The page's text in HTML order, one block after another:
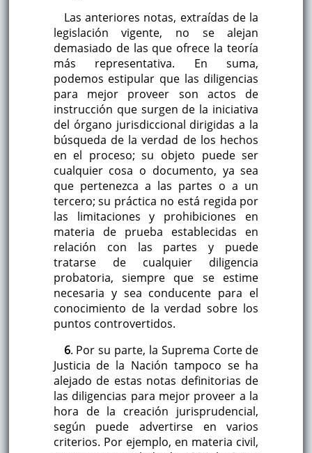
Las anteriores notas, extraídas de la
legislación vigente, no se alejan
demasiado de las que ofrece la teoría
más representativa. En suma,
podemos estipular que las diligencias
para mejor proveer son actos de
instrucción que surgen de la iniciativa
del órgano jurisdiccional dirigidas a la
búsqueda de la verdad de los hechos
en el proceso; su objeto puede ser
cualquier cosa o documento, ya sea
que pertenezca a las partes o a un
tercero; su práctica no está regida por
las limitaciones y prohibiciones en
materia de prueba establecidas en
relación con las partes y puede
tratarse de cualquier diligencia
probatoria, siempre que se estime
necesaria y sea conducente para el
conocimiento de la verdad sobre los
puntos controvertidos.
6. Por su parte, la Suprema Corte de
Justicia de la Nación tampoco se ha
alejado de estas notas definitorias de
las diligencias para mejor proveer a la
hora de la creación jurisprudencial,
según puede advertirse en varios
criterios. Por ejemplo, en materia civil,